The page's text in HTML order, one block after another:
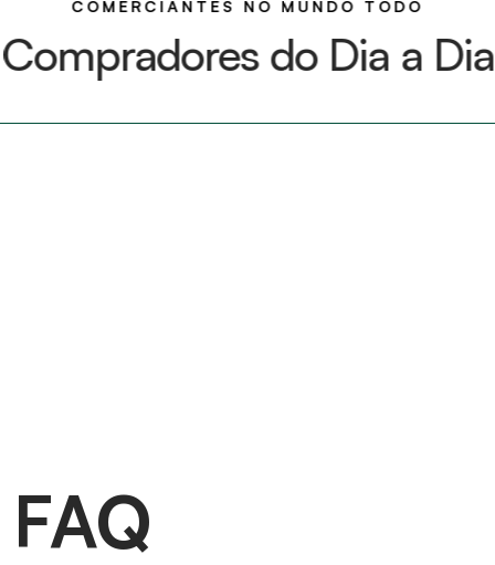
COMERCIANTES NO MUNDO TODO
Compradores do Dia a Dia
FAQ